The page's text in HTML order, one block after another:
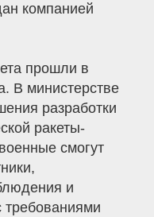
компанией
прошли в
В министерстве
разработки
ракеты-
смогут
и
требованиями